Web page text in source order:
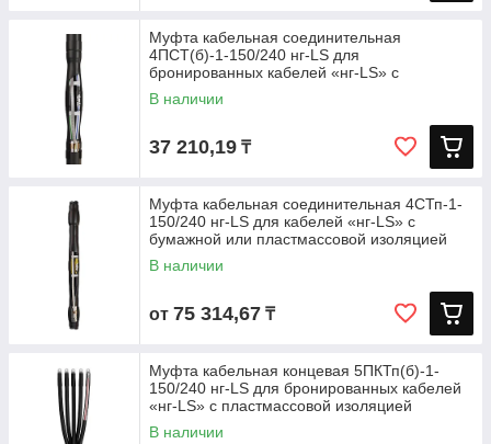
Муфта кабельная соединительная
4ПСТ(б)-1-150/240 нг-LS для
бронированных кабелей «нг-LS» с
пластмассовой
В наличии
37 210,19 ₸
Муфта кабельная соединительная 4СТп-1-
150/240 нг-LS для кабелей «нг-LS» с
бумажной или пластмассовой изоляцией
В наличии
от 75 314,67 ₸
Муфта кабельная концевая 5ПКТп(б)-1-
150/240 нг-LS для бронированных кабелей
«нг-LS» с пластмассовой изоляцией
В наличии